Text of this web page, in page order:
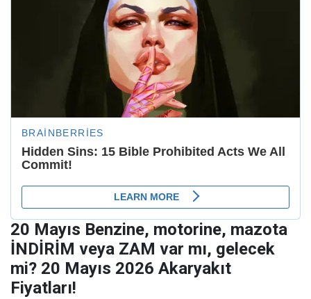
20 Mayıs Benzine, motorine, mazota
İNDİRİM veya ZAM var mı, gelecek
mi? 20 Mayıs 2026 Akaryakıt
Fiyatları!